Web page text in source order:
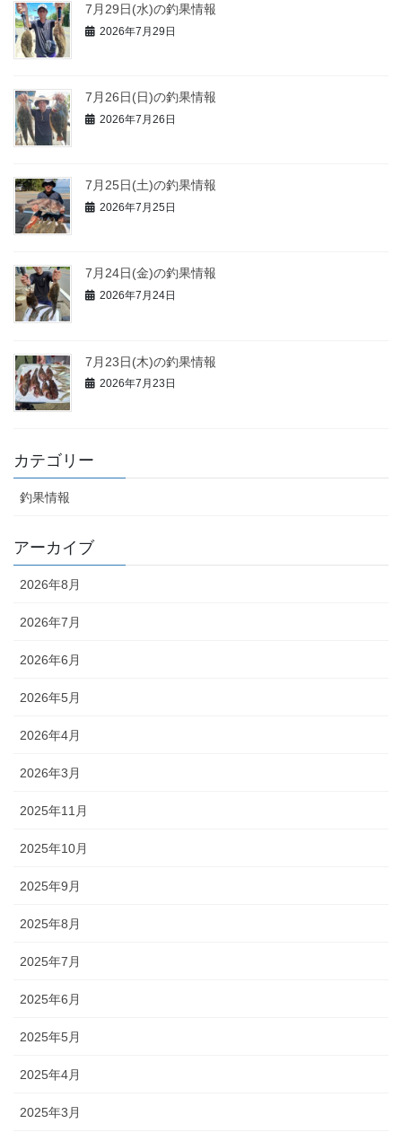
7月29日(水)の釣果情報
2026年7月29日
7月26日(日)の釣果情報
2026年7月26日
7月25日(土)の釣果情報
2026年7月25日
7月24日(金)の釣果情報
2026年7月24日
7月23日(木)の釣果情報
2026年7月23日
カテゴリー
釣果情報
アーカイブ
2026年8月
2026年7月
2026年6月
2026年5月
2026年4月
2026年3月
2025年11月
2025年10月
2025年9月
2025年8月
2025年7月
2025年6月
2025年5月
2025年4月
2025年3月